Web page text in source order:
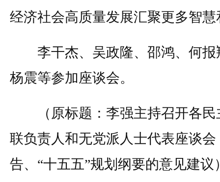
经济社会高质量发展汇聚更多
李干杰、吴政隆、邵鸿、何报
杨震等参加座谈会。
（原标题：李强主持召开各民
联负责人和无党派人士代表座谈
告、“十五五”规划纲要的意见建议